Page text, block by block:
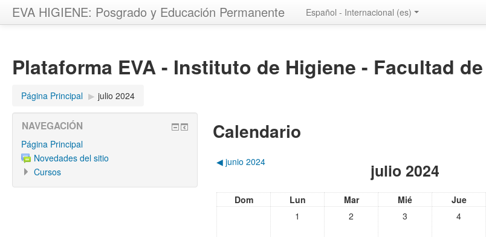
EVA HIGIENE: Posgrado y Educación Permanente Español - Internacional ‎(es)‎
Plataforma EVA - Instituto de Higiene - Facultad
Página Principal ▶︎ julio 2024
Calendario
◀︎ junio 2024 julio 2024
Dom Lun Mar Mié Jue
1
2 3 4
NAVEGACIÓN
Página Principal
Novedades del sitio
Cursos